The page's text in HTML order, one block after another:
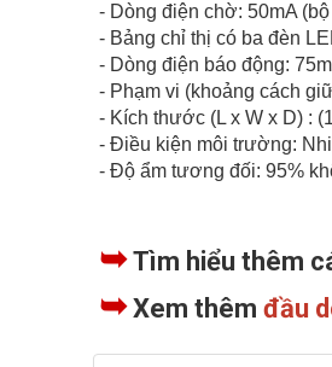
- Dòng điện chờ: 50mA
- Bảng chỉ thị có ba đèn
- Dòng điện báo động:
- Phạm vi (khoảng cách
- Kích thước (L x W x D) :
- Điều kiện môi trường:
- Độ ẩm tương đối: 95%
➥Tìm hiểu thêm
➥Xem thêm đầu